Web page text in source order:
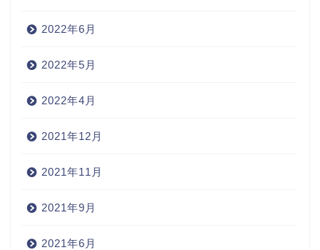
2022年6月
2022年5月
2022年4月
2021年12月
2021年11月
2021年9月
2021年6月